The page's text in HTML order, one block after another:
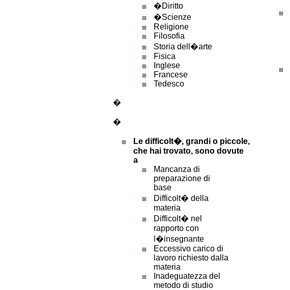
�Diritto
�Scienze
Religione
Filosofia
Storia dell�arte
Fisica
Inglese
Francese
Tedesco
�
�
Le difficolt�, grandi o piccole,
che hai trovato, sono dovute
a
Mancanza di
preparazione di
base
Difficolt� della
materia
Difficolt� nel
rapporto con
l�insegnante
Eccessivo carico di
lavoro richiesto dalla
materia
Inadeguatezza del
metodo di studio